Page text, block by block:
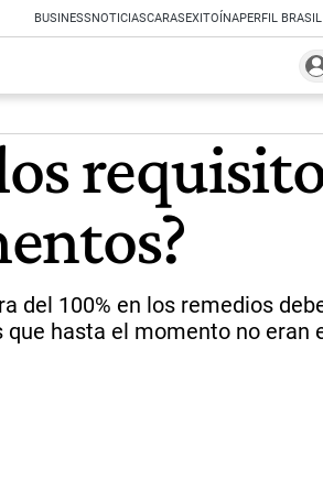
BUSINESSNOTICIASCARASEXITOÍNAPERFIL BRASIL
100% en los remedios
hasta el momento no eran